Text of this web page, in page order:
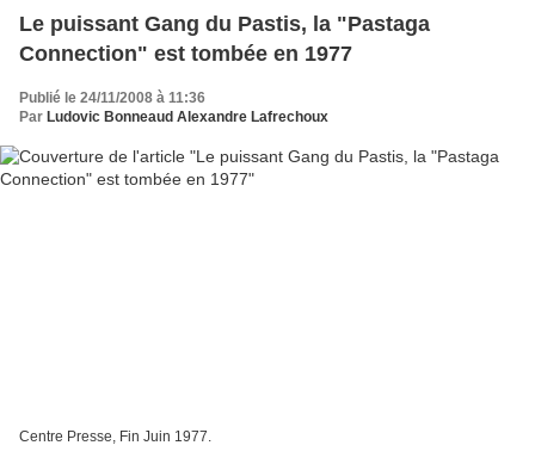
Le puissant Gang du Pastis, la "Pastaga
Connection" est tombée en 1977
Publié le 24/11/2008 à 11:36
Par Ludovic Bonneaud Alexandre Lafrechoux
Centre Presse, Fin Juin 1977.